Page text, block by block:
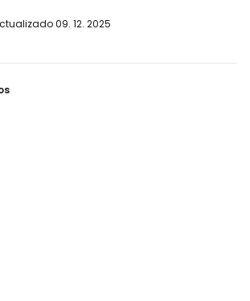
gb.html?aid=2397601;label=p-
norimberk-hracky] El museo funciona
09. 12. 2025